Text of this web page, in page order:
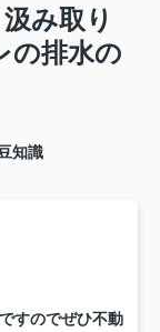
み取り
の排水の
知識
すのでぜひ不動